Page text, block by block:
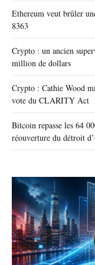
Ethereum veut brûler
8363
Crypto : un ancien
million de dollars
Crypto : Cathie Wood
vote du CLARITY Act
Bitcoin repasse les 64
réouverture du détroit